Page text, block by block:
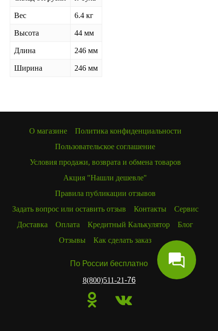
Вес 6.4 кг
Высота 44 мм
Длина 246 мм
Ширина 246 мм
О магазине
Политика конфиденциальности
Пользовательское соглашение
Условия продажи, возврата и обмена товаров
Акция "Нашли дешевле"
Правила публикации отзывов
Задать вопрос или оставить отзыв
Контакты
Сервис
Доставка
Оплата Кредитный Калькулятор
Блог
Отзывы
Как сделать заказ
По России бесплатно
8(800)511-21-76